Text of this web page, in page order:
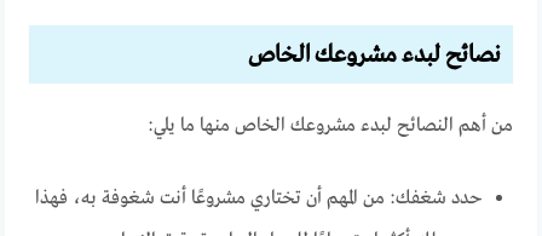
نصائح لبدء مشروعك الخاص
من أهم النصائح لبدء مشروعك الخاص منها ما يلي:
حدد شغفك: من المهم أن تختاري مشروعًا أنت شغوفة به، فهذا